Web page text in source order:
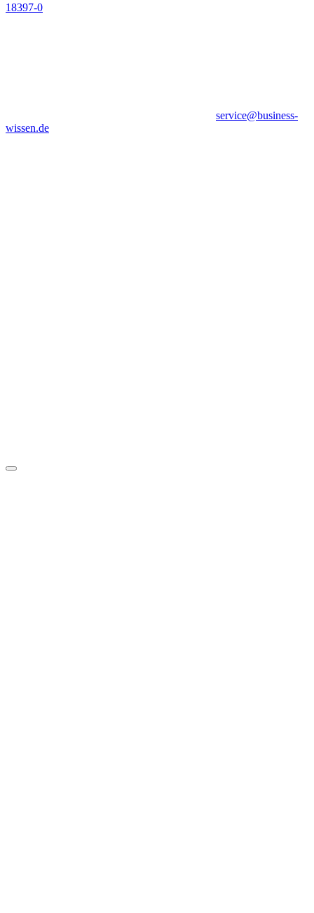
18397-0
service@business-
wissen.de